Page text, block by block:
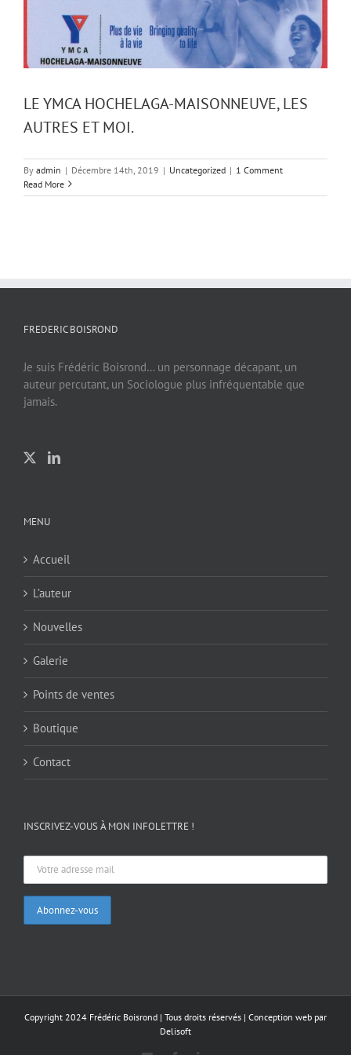
LE YMCA HOCHELAGA-MAISONNEUVE, LES
AUTRES ET MOI.
By admin | Décembre 14th, 2019 | Uncategorized | 1 Comment
Read More
FREDERIC BOISROND
Je suis Frédéric Boisrond… un personnage décapant, un
auteur percutant, un Sociologue plus infréquentable que
jamais.
MENU
Accueil
L’auteur
Nouvelles
Galerie
Points de ventes
Boutique
Contact
INSCRIVEZ-VOUS À MON INFOLETTRE !
Copyright 2024 Frédéric Boisrond | Tous droits réservés | Conception web par
Delisoft